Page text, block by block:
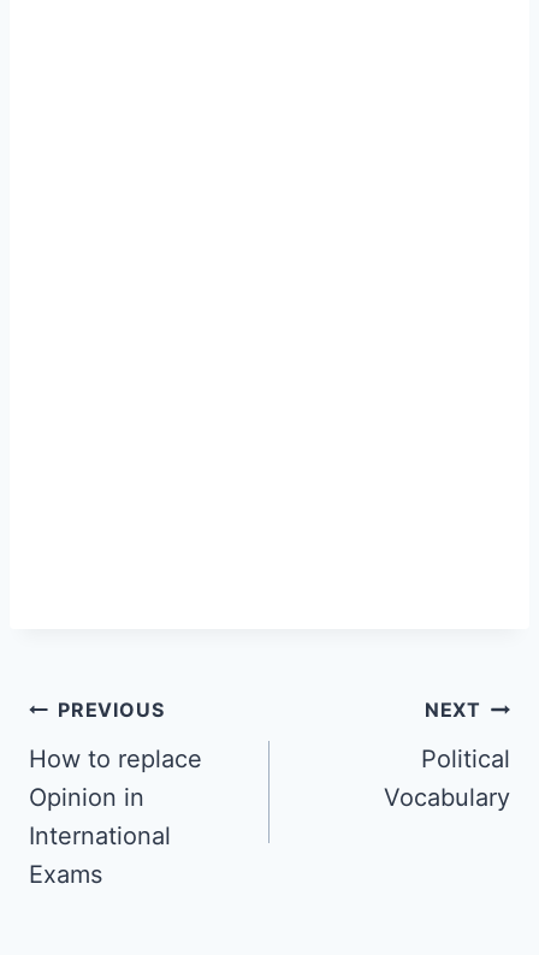
PREVIOUS
How to replace
Opinion in
International
Exams
NEXT
Political
Vocabulary